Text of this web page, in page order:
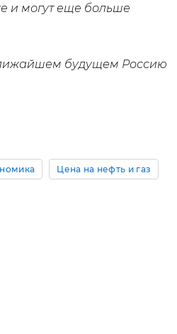
и могут еще больше
будущем Россию
Цена на нефть и газ